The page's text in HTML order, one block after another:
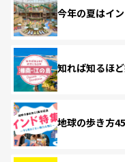
今年の夏はイ
知れば知るほ
地球の歩き方